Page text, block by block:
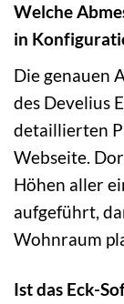
Welche
in
Die genauen
des Develius
detaillierten
Webseite.
Höhen aller
aufgeführt,
Wohnraum
Ist das Eck-